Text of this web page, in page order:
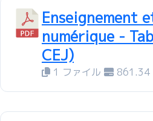
Enseignement
numérique -
CEJ)
1 ファイル 861.34